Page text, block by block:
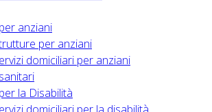
anziani
per anziani
domiciliari per anziani
la Disabilità